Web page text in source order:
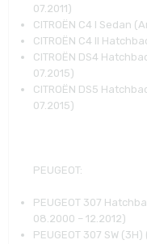
07.2011)
CITROËN C4 I Sedan
CITROËN C4 II
CITROËN DS4
07.2015)
CITROËN DS5
07.2015)
PEUGEOT:
PEUGEOT 307
08.2000 – 12.2012)
PEUGEOT 307 SW